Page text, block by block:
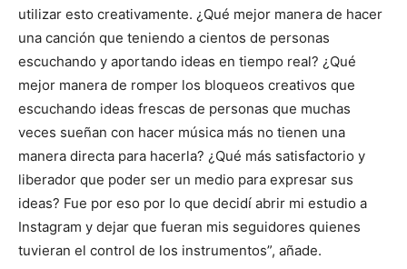
utilizar esto creativamente. ¿Qué mejor manera de hacer
una canción que teniendo a cientos de personas
escuchando y aportando ideas en tiempo real? ¿Qué
mejor manera de romper los bloqueos creativos que
escuchando ideas frescas de personas que muchas
veces sueñan con hacer música más no tienen una
manera directa para hacerla? ¿Qué más satisfactorio y
liberador que poder ser un medio para expresar sus
ideas? Fue por eso por lo que decidí abrir mi estudio a
Instagram y dejar que fueran mis seguidores quienes
tuvieran el control de los instrumentos”, añade.